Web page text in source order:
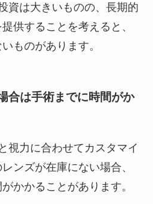
資は大きいものの、長期的
供することを考えると、
ものがあります。
合は手術までに時間がか
視力に合わせてカスタマイ
ンズが在庫にない場合、
かかることがあります。